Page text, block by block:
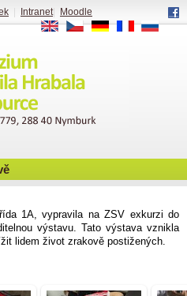
1A, vypravila na ZSV exkurzi do
výstavu. Tato výstava vznikla
lidem život zrakově postižených.
Intranet|
Moodle
EN
CS DE FR RU